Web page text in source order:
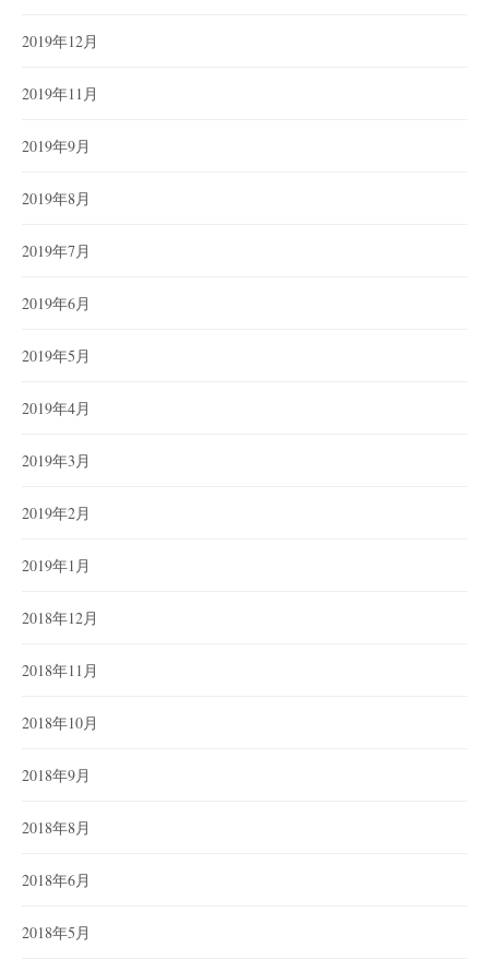
2019年12月
2019年11月
2019年9月
2019年8月
2019年7月
2019年6月
2019年5月
2019年4月
2019年3月
2019年2月
2019年1月
2018年12月
2018年11月
2018年10月
2018年9月
2018年8月
2018年6月
2018年5月